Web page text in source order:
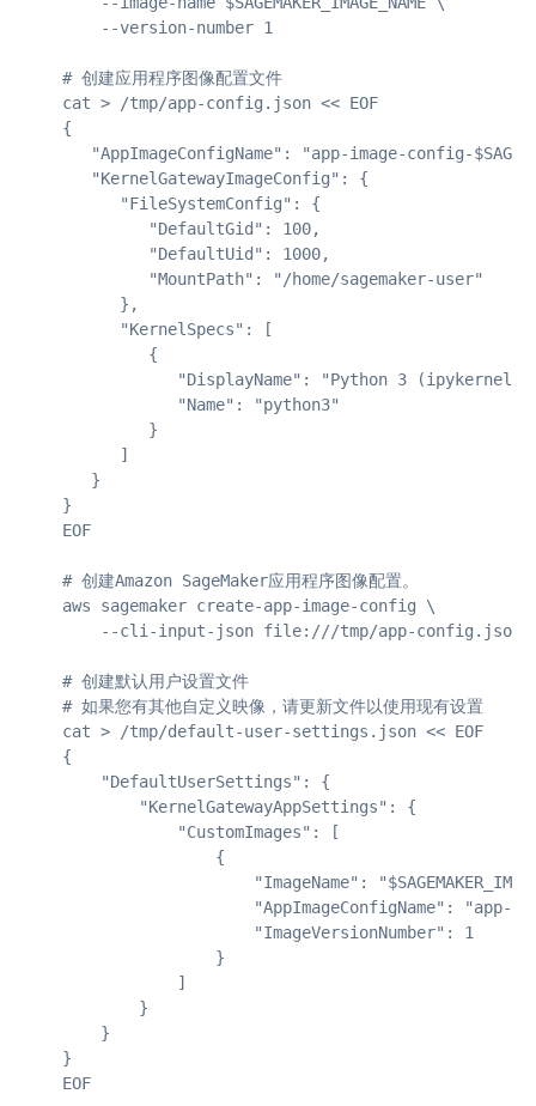
    --version-number 1
# 创建应用程序图像配置文件
cat > /tmp/app-config.json << EOF
{
"AppImageConfigName": "app-image-config-
   "KernelGatewayImageConfig": {
      "FileSystemConfig": {
         "DefaultGid": 100,
         "DefaultUid": 1000,
         "MountPath": "/home/sagemaker-user"
      },
      "KernelSpecs": [
         {
"DisplayName": "Python 3
            "Name": "python3"
         }
      ]
   }
}
EOF
# 创建Amazon SageMaker应用程序图像配置。
aws sagemaker create-app-image-config \
    --cli-input-json file:///tmp/app-config.json
# 创建默认用户设置文件
# 如果您有其他自定义映像，请更新文件以使用现有设置
cat > /tmp/default-user-settings.json << EOF
{
    "DefaultUserSettings": {
        "KernelGatewayAppSettings": {
            "CustomImages": [
                {
"ImageName":
"AppImageConfigName": "app-
                    "ImageVersionNumber": 1
                }
            ]
        }
    }
}
EOF